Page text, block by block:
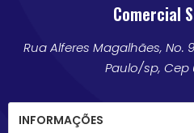
Comercial
Rua Alferes Magalhães, No.
Paulo/sp, Cep
INFORMAÇÕES